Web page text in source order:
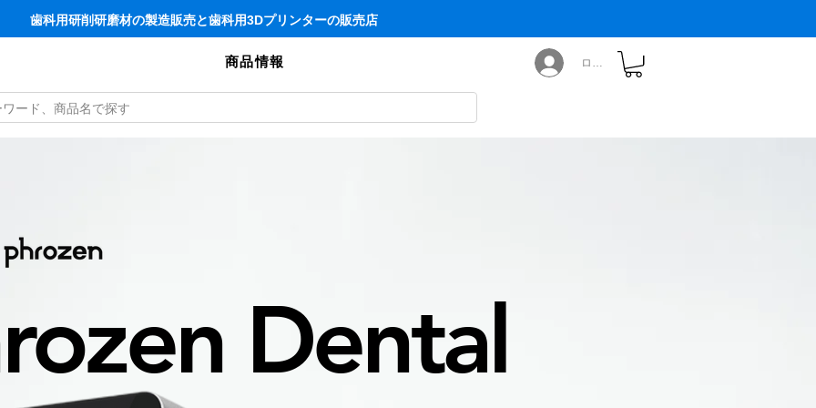
商品情報 ログイン
歯科用研削研磨材の製造販売と歯科用3Dプリンターの販売店
Dental